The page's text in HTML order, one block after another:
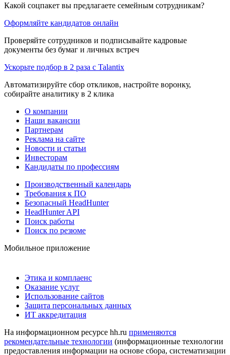
Какой соцпакет вы предлагаете семейным сотрудникам?
Оформляйте кандидатов онлайн
Проверяйте сотрудников и подписывайте кадровые
документы без бумаг и личных встреч
Ускорьте подбор в 2 раза с Talantix
Автоматизируйте сбор откликов, настройте воронку,
собирайте аналитику в 2 клика
О компании
Наши вакансии
Партнерам
Реклама на сайте
Новости и статьи
Инвесторам
Кандидаты по профессиям
Производственный календарь
Требования к ПО
Безопасный HeadHunter
HeadHunter API
Поиск работы
Поиск по резюме
Мобильное приложение
Этика и комплаенс
Оказание услуг
Использование сайтов
Защита персональных данных
ИТ аккредитация
На информационном ресурсе hh.ru применяются
рекомендательные технологии (информационные технологии
предоставления информации на основе сбора, систематизации